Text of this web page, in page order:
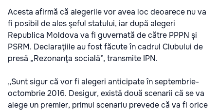
Acesta afirmă că alegerile vor avea loc deoarece nu va
fi posibil de ales şeful statului, iar după alegeri
Republica Moldova va fi guvernată de către PPPN şi
PSRM. Declaraţiile au fost făcute în cadrul Clubului de
presă „Rezonanţa socială”, transmite IPN.
„Sunt sigur că vor fi alegeri anticipate în septembrie-
octombrie 2016. Desigur, există două scenarii că se va
alege un premier, primul scenariu prevede că va fi orice